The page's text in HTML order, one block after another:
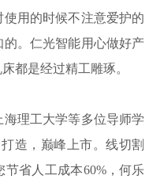
用的时候不注意爱护的
。仁光智能用心做好产
都是经过精工雕琢。
海理工大学等多位导师学
造，巅峰上市。线切割
省人工成本60%，何乐